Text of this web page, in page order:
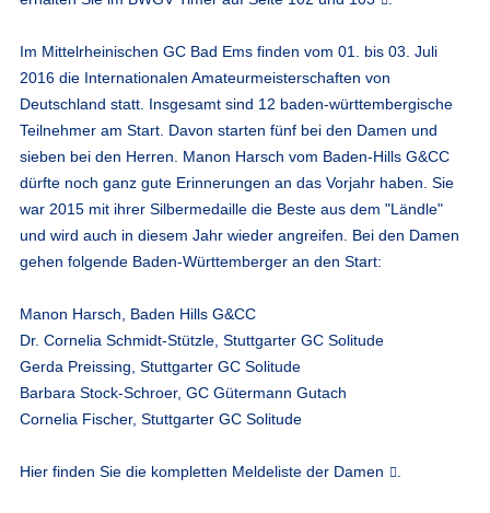
Im Mittelrheinischen GC Bad Ems finden vom 01. bis 03. Juli
2016 die Internationalen Amateurmeisterschaften von
Deutschland statt. Insgesamt sind 12 baden-württembergische
Teilnehmer am Start. Davon starten fünf bei den Damen und
sieben bei den Herren. Manon Harsch vom Baden-Hills G&CC
dürfte noch ganz gute Erinnerungen an das Vorjahr haben. Sie
war 2015 mit ihrer Silbermedaille die Beste aus dem "Ländle"
und wird auch in diesem Jahr wieder angreifen. Bei den Damen
gehen folgende Baden-Württemberger an den Start:
Manon Harsch, Baden Hills G&CC
Dr. Cornelia Schmidt-Stützle, Stuttgarter GC Solitude
Gerda Preissing, Stuttgarter GC Solitude
Barbara Stock-Schroer, GC Gütermann Gutach
Cornelia Fischer, Stuttgarter GC Solitude
Hier finden Sie die kompletten Meldeliste der Damen